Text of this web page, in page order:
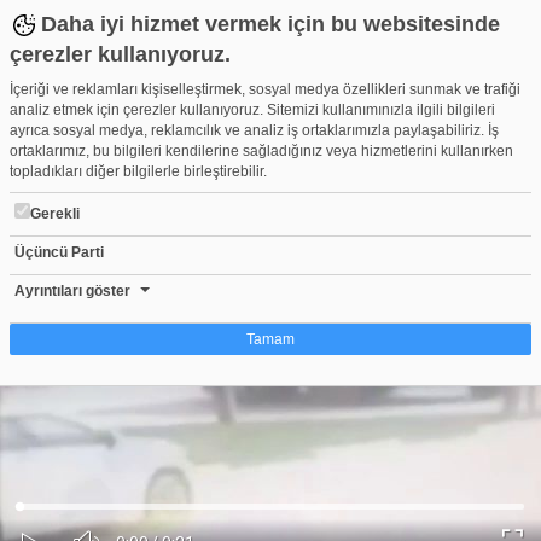
Daha iyi hizmet vermek için bu websitesinde
çerezler kullanıyoruz.
İçeriği ve reklamları kişiselleştirmek, sosyal medya özellikleri sunmak ve trafiği
analiz etmek için çerezler kullanıyoruz. Sitemizi kullanımınızla ilgili bilgileri
ayrıca sosyal medya, reklamcılık ve analiz iş ortaklarımızla paylaşabiliriz. İş
ortaklarımız, bu bilgileri kendilerine sağladığınız veya hizmetlerini kullanırken
topladıkları diğer bilgilerle birleştirebilir.
Gerekli
Üçüncü Parti
Ayrıntıları göster
Tamam
Çerez nedir?
Çerezler, web-sitelerinin, kullanıcıların deneyimlerini daha verimli hale getirmek
amacıyla kullandığı küçük metin dosyalarıdır. Yasalara göre, bu sitenin
işletilmesi için kesinlikle gerekli olan çerezleri cihazınıza yerleştirebiliyoruz.
kullanmaktadır. Bazı çerezler, sayfalarımızda yer alan üçüncü şahıs hizmetleri
tarafından yerleştirilir. İzniniz şu alanlar için geçerlidir: web.tv
Ses
Yükleniyor
Bursa'da kamyona çarpan motosikletli can verdi!